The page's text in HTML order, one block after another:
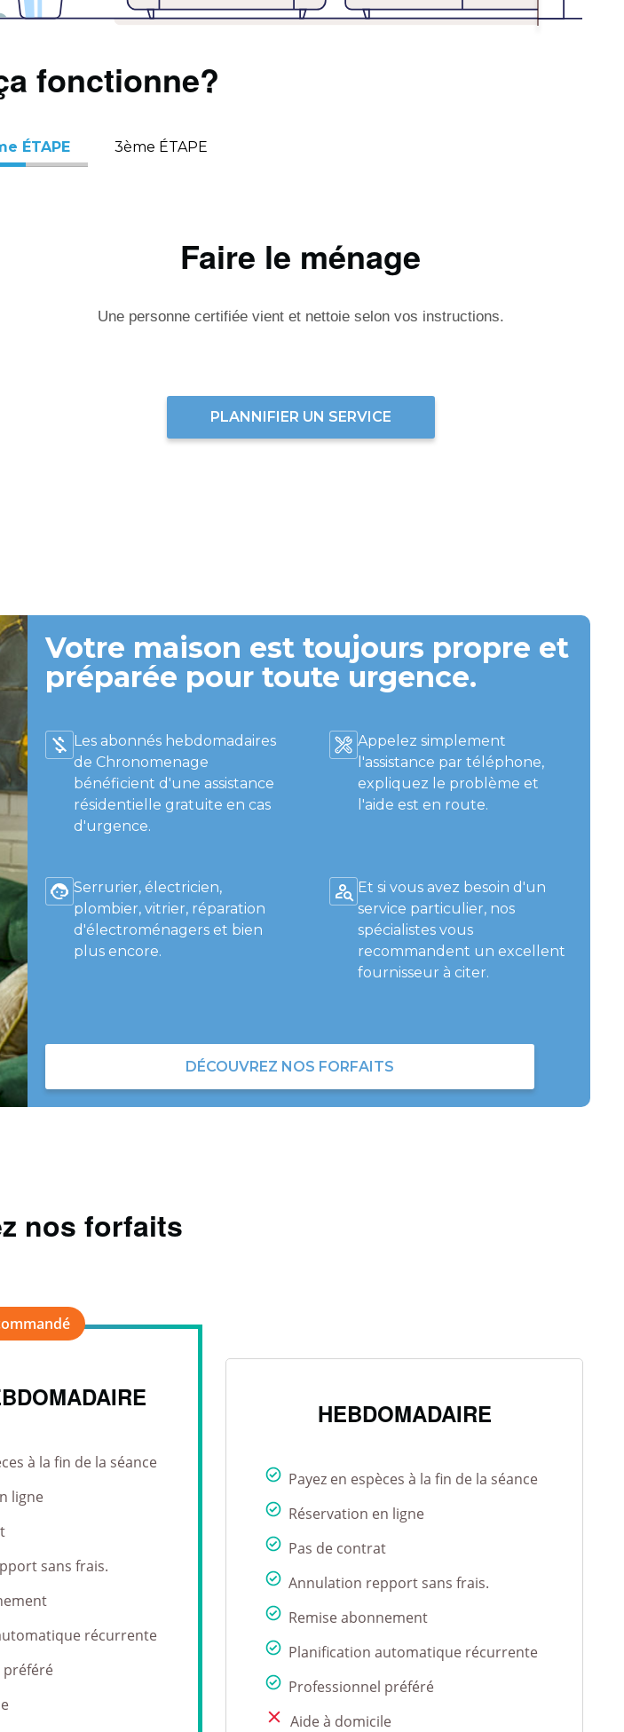
fonctionne?
ÉTAPE 3ème ÉTAPE
Faire le ménage
Une personne certifiée vient et nettoie selon vos instructions.
PLANNIFIER UN SERVICE
Votre maison est toujours propre et
préparée pour toute urgence.
Les abonnés hebdomadaires
de Chronomenage
bénéficient d'une assistance
résidentielle gratuite en cas
d'urgence.
Appelez simplement
l'assistance par téléphone,
expliquez le problème et
l'aide est en route.
Serrurier, électricien,
plombier, vitrier, réparation
d'électroménagers et bien
plus encore.
Et si vous avez besoin d'un
service particulier, nos
spécialistes vous
recommandent un excellent
fournisseur à citer.
DÉCOUVREZ NOS FORFAITS
nos forfaits
HEBDOMADAIRE
Payez en espèces à la fin de la séance
Réservation en ligne
Pas de contrat
Annulation repport sans frais.
Remise abonnement
Planification automatique récurrente
Professionnel préféré
Aide à domicile
à la fin de la séance
ligne
sans frais.
récurrente
préféré